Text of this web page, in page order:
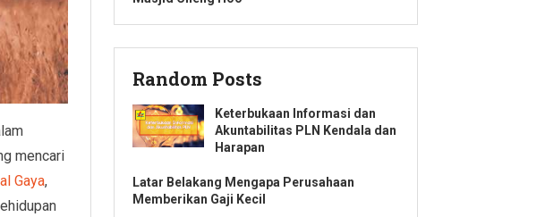
mencari
Gaya,
Random Posts
Keterbukaan Informasi dan
Akuntabilitas PLN Kendala dan
Harapan
Latar Belakang Mengapa Perusahaan
Memberikan Gaji Kecil